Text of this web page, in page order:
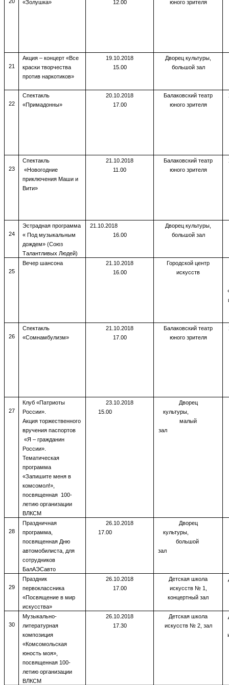
20 «Золушка» 12.00 юного зрителя
21
Акция – концерт «Все
краски творчества
против наркотиков»
19.10.2018
15.00
Дворец культуры,
большой зал
22
Спектакль
«Примадонны»
20.10.2018
17.00
Балаковский театр
юного зрителя
23
Спектакль
«Новогодние
приключения Маши и
Вити»
21.10.2018
11.00
Балаковский театр
юного зрителя
24
Эстрадная программа
« Под музыкальным
дождем» (Союз
Талантливых Людей)
21.10.2018
16.00
Дворец культуры,
большой зал
25
Вечер шансона
21.10.2018
16.00
Городской центр
искусств
26
Спектакль
«Сомнамбулизм»
21.10.2018
17.00
Балаковский театр
юного зрителя
27
Клуб «Патриоты
России».
Акция торжественного
вручения паспортов
«Я – гражданин
России».
Тематическая
программа
«Запишите меня в
комсомол!»,
посвященная 100-
летию организации
ВЛКСМ
23.10.2018
15.00
Дворец
культуры,
малый
зал
28
Праздничная
программа,
посвященная Дню
автомобилиста, для
сотрудников
БалАЭСавто
26.10.2018
17.00
Дворец
культуры,
большой
зал
29
Праздник
первоклассника
«Посвящение в мир
искусства»
26.10.2018
17.00
Детская школа
искусств № 1,
концертный зал
30
Музыкально-
литературная
композиция
«Комсомольская
юность моя»,
посвященная 100-
летию организации
ВЛКСМ
26.10.2018
17.30
Детская школа
искусств № 2, зал